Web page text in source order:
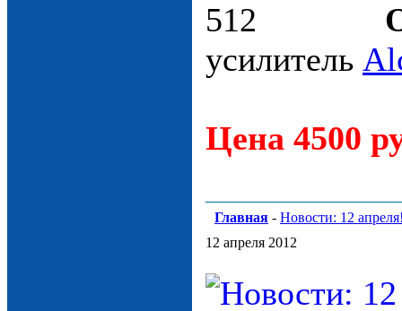
усилитель
Цена 4500
Главная - Новости: 12
12 апреля 2012